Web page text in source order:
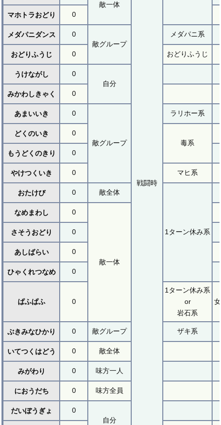
戦闘時
敵一体
マホトラおどり
0
メダパニダンス
0
敵グループ
メダパニ系
おどりふうじ 0 おどりふうじ
うけながし
0
自分
みかわしきゃく
0
あまいいき 0
敵グループ
ラリホー系
どくのいき
0
毒系
もうどくのきり
0
やけつくいき 0 マヒ系
おたけび 0 敵全体
1ターン休み系
なめまわし 0
敵一体
さそうおどり 0
あしばらい 0
ひゃくれつなめ 0
ぱふぱふ 0
1ターン休み系
or
岩石系
ぶきみなひかり 0 敵グループ ザキ系
いてつくはどう 0 敵全体
みがわり 0 味方一人
におうだち 0 味方全員
だいぼうぎょ
0
自分